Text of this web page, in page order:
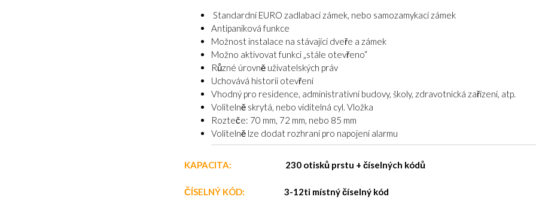
Standardní EURO zadlabací zámek, nebo samozamykací zámek
Antipaniková funkce
Možnost instalace na stávající dveře a zámek
Možno aktivovat funkci „stále otevřeno“
Různé úrovně uživatelských práv
Uchovává historii otevření
Vhodný pro residence, administrativní budovy, školy, zdravotnická zařízení, atp.
Volitelně skrytá, nebo viditelná cyl. Vložka
Rozteče: 70 mm, 72 mm, nebo 85 mm
Volitelně lze dodat rozhraní pro napojení alarmu
KAPACITA: 230 otisků prstu + číselných kódů
ČÍSELNÝ KÓD: 3-12ti místný číselný kód